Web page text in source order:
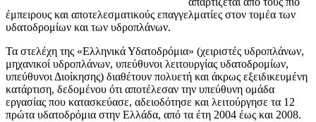
έμπειρους και αποτελεσματικούς επαγγελματίες στον τομέα των
υδατοδρομίων και των υδροπλάνων.
Τα στελέχη της «Ελληνικά Υδατοδρόμια» (χειριστές υδροπλάνων,
μηχανικοί υδροπλάνων, υπεύθυνοι λειτουργίας υδατοδρομίων,
υπεύθυνοι Διοίκησης) διαθέτουν πολυετή και άκρως εξειδικευμένη
κατάρτιση, δεδομένου ότι αποτέλεσαν την υπεύθυνη ομάδα
εργασίας που κατασκεύασε, αδειοδότησε και λειτούργησε τα 12
πρώτα υδατοδρόμια στην Ελλάδα, από τα έτη 2004 έως και 2008.